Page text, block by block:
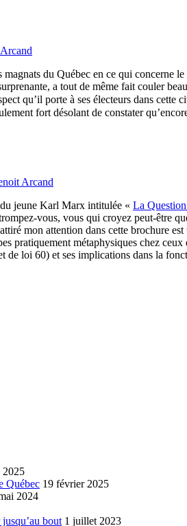
magnats du Québec en ce qui
a tout de même fait couler
qu’il porte à ses électeurs dans cette
fort désolant de constater
Arcand
jeune Karl Marx intitulée « La
vous, vous qui croyez peut-être
mon attention dans cette brochure
pratiquement métaphysiques chez
de loi 60) et ses implications dans la
2025
Québec 19 février 2025
2024
bout 1 juillet 2023